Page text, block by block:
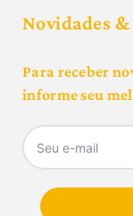
Novidades
Para receber
informe seu